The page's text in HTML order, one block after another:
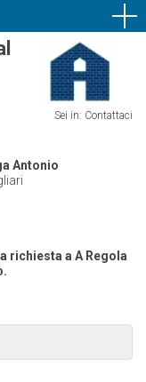
Sei in: Contattaci
Antonio
richiesta a A Regola